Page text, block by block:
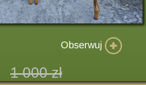
Obserwuj
1 000 zł